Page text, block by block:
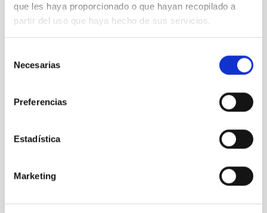
que les haya proporcionado o que hayan recopilado a
partir del uso que haya hecho de sus servicios.
Necesarias
Preferencias
Estadística
Marketing